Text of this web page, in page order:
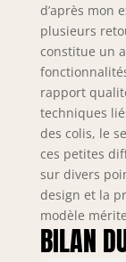
d’après mon
plusieurs
constitue un
rapport
techniques
des colis, le
ces petites
sur divers
design et la
modèle
BILAN